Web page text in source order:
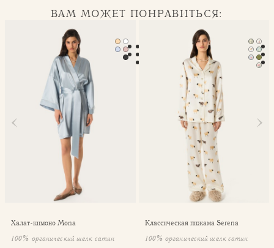
ВАМ МОЖЕТ ПОНРАВИТЬСЯ:
Халат-кимоно Mona
Халат-кимоно Mona
100% органический шелк сатин
Классическая пижама
Классическая пижама Serena
100% органический шелк сатин